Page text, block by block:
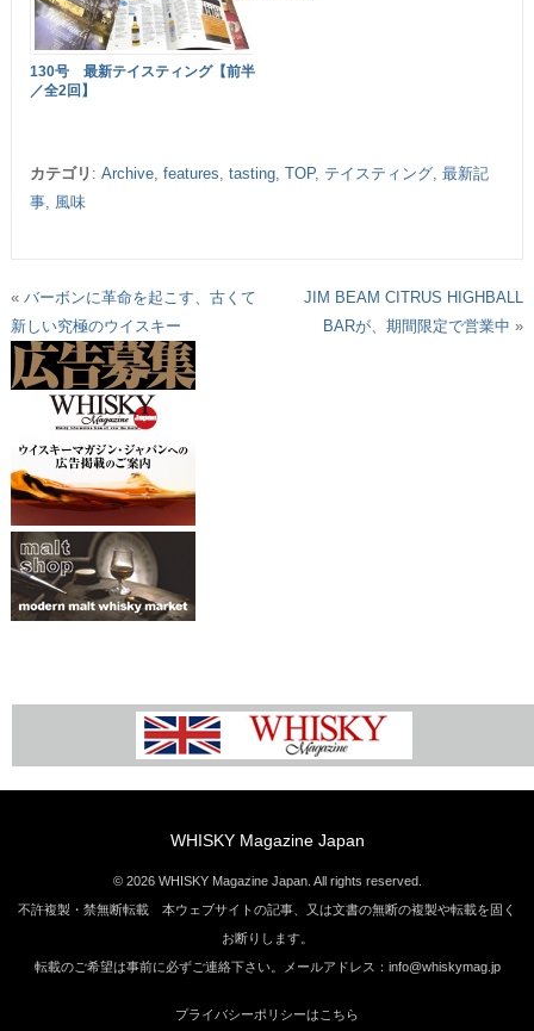
130号 最新テイスティング【前半
／全2回】
カテゴリ : Archive, features, tasting, TOP, テイスティング, 最新記
事, 風味
« バーボンに革命を起こす、古くて
新しい究極のウイスキー
JIM BEAM CITRUS HIGHBALL
BARが、期間限定で営業中 »
WHISKY Magazine Japan
© 2026 WHISKY Magazine Japan. All rights reserved.
不許複製・禁無断転載 本ウェブサイトの記事、又は文書の無断の複製や転載を固く
お断りします。
転載のご希望は事前に必ずご連絡下さい。メールアドレス：info@whiskymag.jp
プライバシーポリシーはこちら